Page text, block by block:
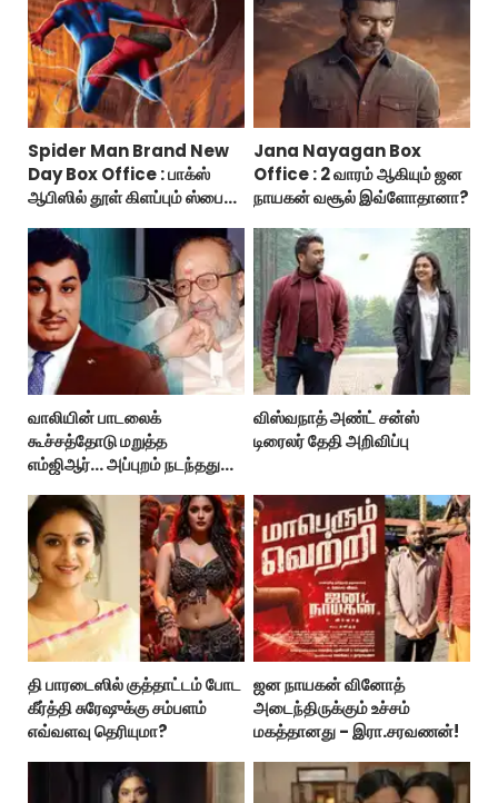
Spider Man Brand New
Day Box Office : பாக்ஸ்
ஆபிஸில் தூள் கிளப்பும் ஸ்பைடர்
Jana Nayagan Box
Office : 2 வாரம் ஆகியும் ஜன
நாயகன் வசூல் இவ்ளோதானா?
வாலியின் பாடலைக்
கூச்சத்தோடு மறுத்த
எம்ஜிஆர்... அப்புறம் நடந்தது
விஸ்வநாத் அண்ட் சன்ஸ்
டிரைலர் தேதி அறிவிப்பு
தி பாரடைஸில் குத்தாட்டம் போட
கீர்த்தி சுரேஷுக்கு சம்பளம்
எவ்வளவு தெரியுமா?
ஜன நாயகன் வினோத்
அடைந்திருக்கும் உச்சம்
மகத்தானது - இரா.சரவணன்!